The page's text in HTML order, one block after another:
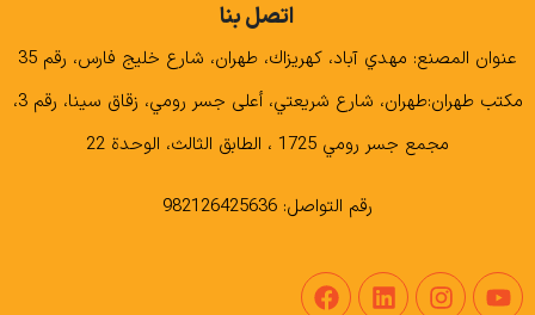
اتصل بنا
عنوان المصنع: مهدي آباد، كهريزاك، طهران، شارع خليج فارس، رقم 35
مكتب طهران:طهران، شارع شريعتي، أعلى جسر رومي، زقاق سينا، رقم 3،
مجمع جسر رومي 1725 ، الطابق الثالث، الوحدة 22
رقم التواصل: 982126425636